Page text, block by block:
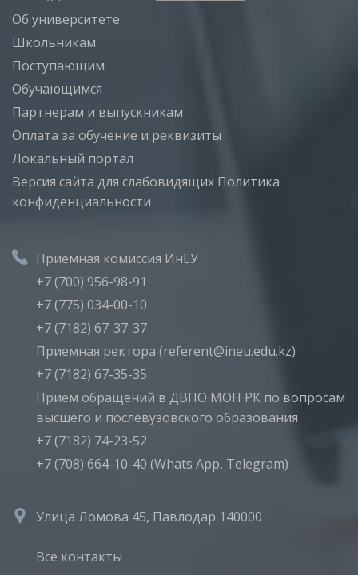
Об университете
Школьникам
Поступающим
Обучающимся
Партнерам и выпускникам
Оплата за обучение и реквизиты
Локальный портал
Версия сайта для слабовидящих Политика
конфиденциальности
Приемная комиссия ИнЕУ
+7 (700) 956-98-91
+7 (775) 034-00-10
+7 (7182) 67-37-37
Приемная ректора (referent@ineu.edu.kz)
+7 (7182) 67-35-35
Прием обращений в ДВПО МОН РК по вопросам
высшего и послевузовского образования
+7 (7182) 74-23-52
+7 (708) 664-10-40 (Whats App, Telegram)
Улица Ломова 45, Павлодар 140000
Все контакты